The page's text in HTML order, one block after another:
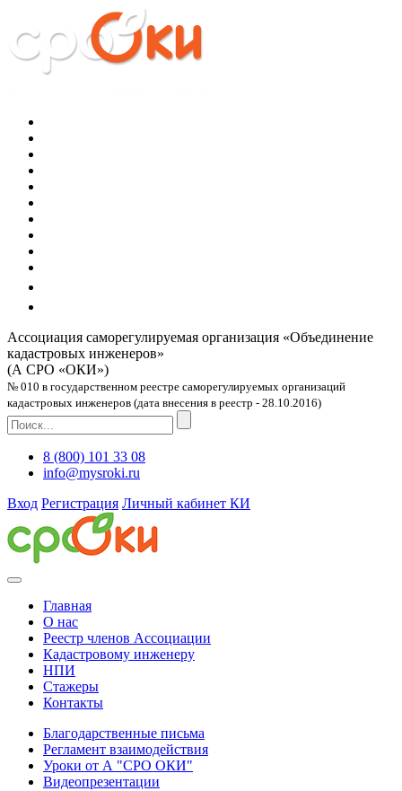
Ассоциация саморегулируемая организация «Объединение
кадастровых инженеров»
(А СРО «ОКИ»)
№ 010 в государственном реестре саморегулируемых организаций
кадастровых инженеров (дата внесения в реестр - 28.10.2016)
8 (800) 101 33 08
info@mysroki.ru
Вход Регистрация Личный кабинет КИ
Главная
О нас
Реестр членов Ассоциации
Кадастровому инженеру
НПИ
Стажеры
Контакты
Благодарственные письма
Регламент взаимодействия
Уроки от А "СРО ОКИ"
Видеопрезентации